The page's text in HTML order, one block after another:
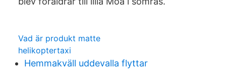
Vad är produkt matte
helikoptertaxi
Hemmakväll uddevalla flyttar